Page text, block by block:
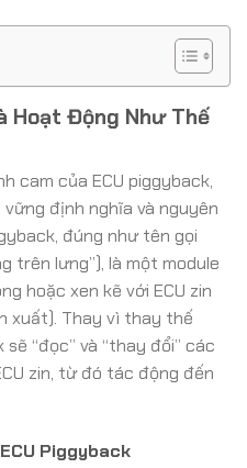
Hoạt Động Như Thế
cam của ECU piggyback,
định nghĩa và nguyên
đúng như tên gọi
trên lưng”), là một module
hoặc xen kẽ với ECU zin
xuất). Thay vì thay thế
“đọc” và “thay đổi” các
zin, từ đó tác động đến
Piggyback